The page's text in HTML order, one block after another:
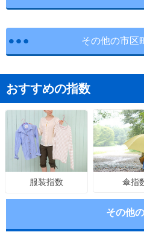
その他の市区
おすすめの指数
服装指数 傘指
その他